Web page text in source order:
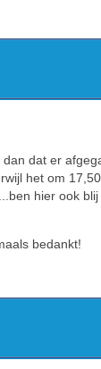
dat er
het om 17,50
hier ook
bedankt!